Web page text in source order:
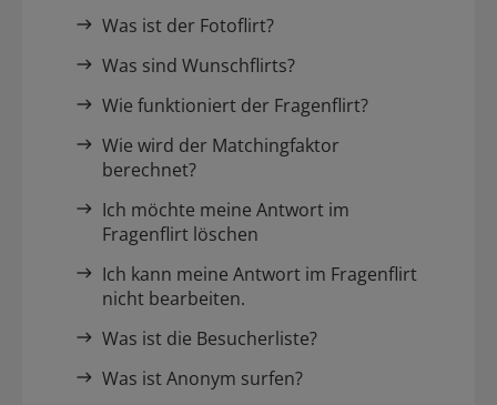
Was ist der Fotoflirt?
Was sind Wunschflirts?
Wie funktioniert der Fragenflirt?
Wie wird der Matchingfaktor
berechnet?
Ich möchte meine Antwort im
Fragenflirt löschen
Ich kann meine Antwort im Fragenflirt
nicht bearbeiten.
Was ist die Besucherliste?
Was ist Anonym surfen?